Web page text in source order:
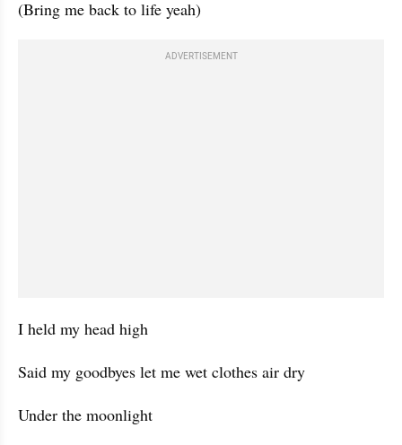
(Bring me back to life yeah)
ADVERTISEMENT
I held my head high
Said my goodbyes let me wet clothes air dry
Under the moonlight